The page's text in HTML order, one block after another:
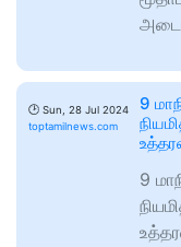
🕑 Sun, 28 Jul 2024
toptamilnews.com
9
9